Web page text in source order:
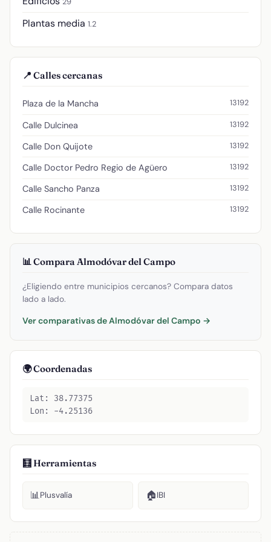
Plantas media 1.2
📍 Calles cercanas
Plaza de la Mancha 13192
Calle Dulcinea 13192
Calle Don Quijote 13192
Calle Doctor Pedro Regio de Agüero 13192
Calle Sancho Panza 13192
Calle Rocinante 13192
📊 Compara Almodóvar del Campo
¿Eligiendo entre municipios cercanos? Compara datos
lado a lado.
Ver comparativas de Almodóvar del Campo →
🌍 Coordenadas
Lat: 38.77375
Lon: -4.25136
🧮 Herramientas
📊Plusvalía 🏠IBI